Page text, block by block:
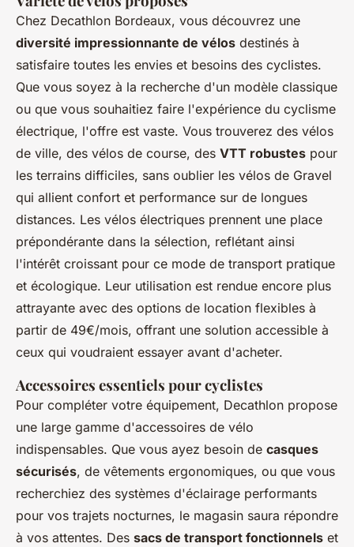
Chez Decathlon Bordeaux, vous découvrez une
diversité impressionnante de vélos destinés à
satisfaire toutes les envies et besoins des cyclistes.
Que vous soyez à la recherche d'un modèle classique
ou que vous souhaitiez faire l'expérience du cyclisme
électrique, l'offre est vaste. Vous trouverez des vélos
de ville, des vélos de course, des VTT robustes pour
les terrains difficiles, sans oublier les vélos de Gravel
qui allient confort et performance sur de longues
distances. Les vélos électriques prennent une place
prépondérante dans la sélection, reflétant ainsi
l'intérêt croissant pour ce mode de transport pratique
et écologique. Leur utilisation est rendue encore plus
attrayante avec des options de location flexibles à
partir de 49€/mois, offrant une solution accessible à
ceux qui voudraient essayer avant d'acheter.
Accessoires essentiels pour cyclistes
Pour compléter votre équipement, Decathlon propose
une large gamme d'accessoires de vélo
indispensables. Que vous ayez besoin de casques
sécurisés, de vêtements ergonomiques, ou que vous
recherchiez des systèmes d'éclairage performants
pour vos trajets nocturnes, le magasin saura répondre
à vos attentes. Des sacs de transport fonctionnels et